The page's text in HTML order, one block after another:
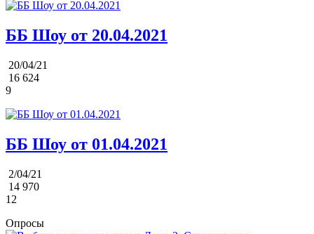
ББ Шоу от 20.04.2021
20/04/21
16 624
9
ББ Шоу от 01.04.2021
2/04/21
14 970
12
Опросы